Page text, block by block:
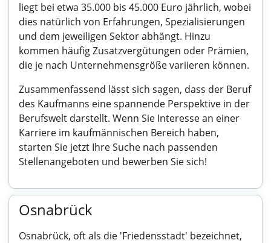
liegt bei etwa 35.000 bis 45.000 Euro jährlich, wobei
dies natürlich von Erfahrungen, Spezialisierungen
und dem jeweiligen Sektor abhängt. Hinzu
kommen häufig Zusatzvergütungen oder Prämien,
die je nach Unternehmensgröße variieren können.
Zusammenfassend lässt sich sagen, dass der Beruf
des Kaufmanns eine spannende Perspektive in der
Berufswelt darstellt. Wenn Sie Interesse an einer
Karriere im kaufmännischen Bereich haben,
starten Sie jetzt Ihre Suche nach passenden
Stellenangeboten und bewerben Sie sich!
Osnabrück
Osnabrück, oft als die 'Friedensstadt' bezeichnet,